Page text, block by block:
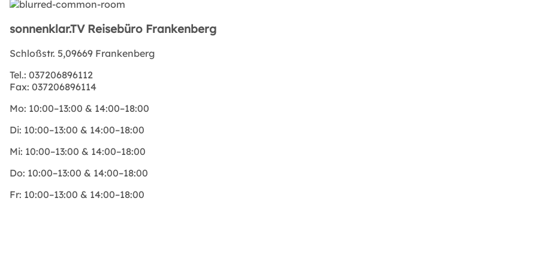
sonnenklar.TV Reisebüro Frankenberg
Schloßstr. 5,09669 Frankenberg
Tel.: 037206896112
Fax: 037206896114
Mo: 10:00–13:00 & 14:00–18:00
Di: 10:00–13:00 & 14:00–18:00
Mi: 10:00–13:00 & 14:00–18:00
Do: 10:00–13:00 & 14:00–18:00
Fr: 10:00–13:00 & 14:00–18:00